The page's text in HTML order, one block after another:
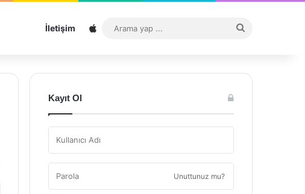
İletişim Sitemap
...
Kayıt Ol
Unuttunuz mu?